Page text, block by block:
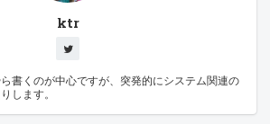
ktr
書くのが中心ですが、突発的にシステム関連の
します。